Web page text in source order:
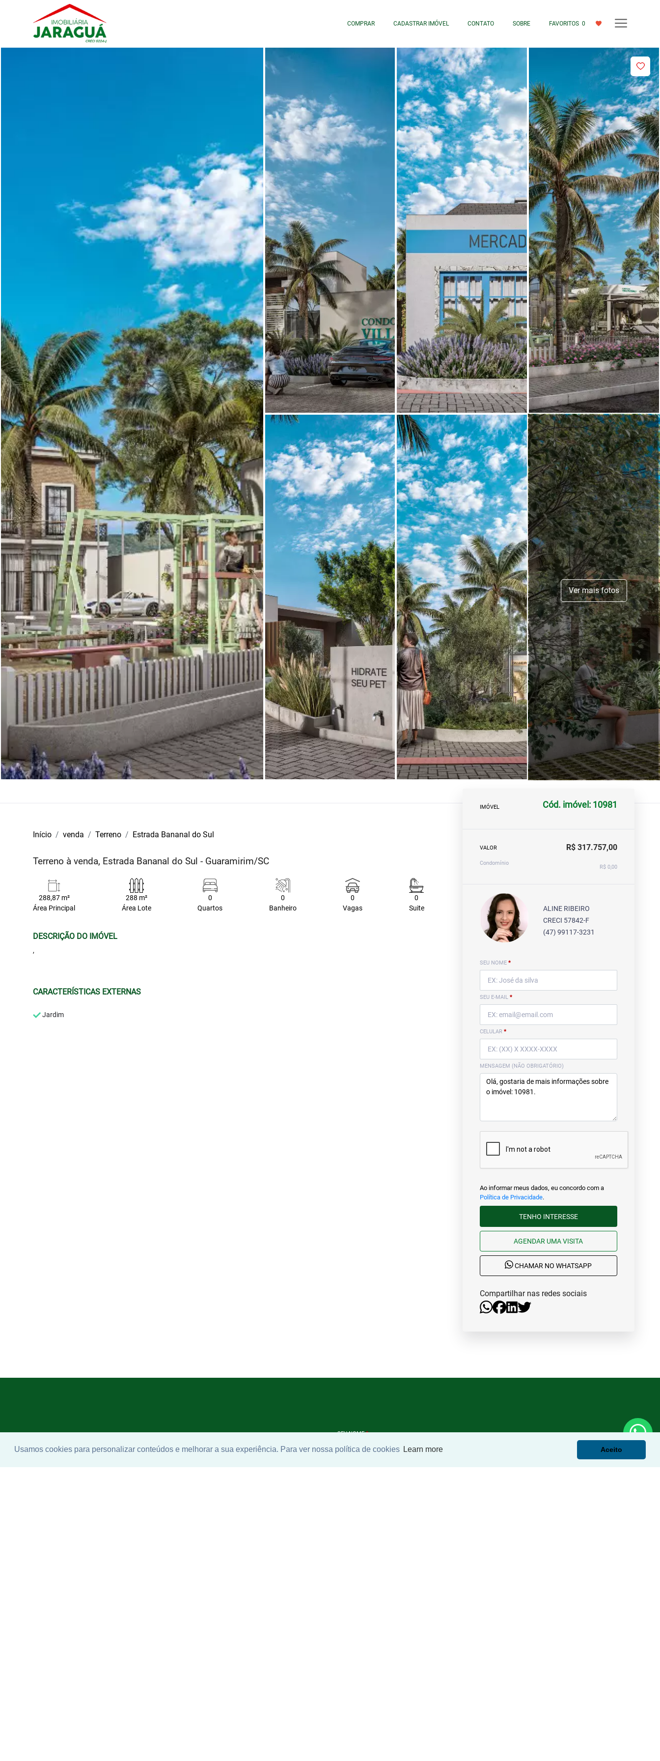
Usamos cookies para personalizar conteúdos e melhorar a sua experiência. Para ver nossa política de cookies Learn more Aceito
COMPRAR CADASTRAR IMÓVEL CONTATO SOBRE FAVORITOS 0
Ver mais fotos
Início venda Terreno Estrada Bananal do Sul
Terreno à venda, Estrada Bananal do Sul - Guaramirim/SC
288,87 m²
Área Principal
288 m²
Área Lote
0
Quartos
0
Banheiro
0
Vagas
0
Suite
DESCRIÇÃO DO IMÓVEL
,
CARACTERÍSTICAS EXTERNAS
Jardim
IMÓVEL Cód. imóvel: 10981
VALOR R$ 317.757,00
Condomínio
R$ 0,00
ALINE RIBEIRO
CRECI 57842-F
(47) 99117-3231
SEU NOME *
SEU E-MAIL *
CELULAR *
MENSAGEM (NÃO OBRIGATÓRIO)
Ao informar meus dados, eu concordo com a
Política de Privacidade.
TENHO INTERESSE
AGENDAR UMA VISITA
CHAMAR NO WHATSAPP
Compartilhar nas redes sociais
SEU NOME*